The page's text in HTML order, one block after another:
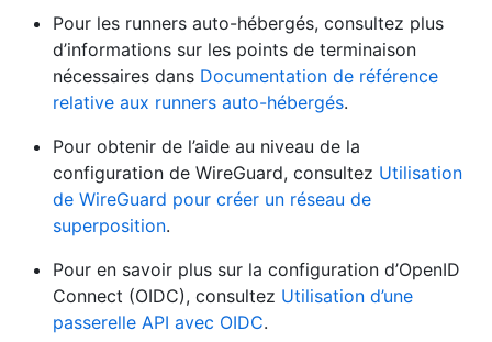
Pour les runners auto-hébergés, consultez plus
d’informations sur les points de terminaison
nécessaires dans Documentation de référence
relative aux runners auto-hébergés.
Pour obtenir de l’aide au niveau de la
configuration de WireGuard, consultez Utilisation
de WireGuard pour créer un réseau de
superposition.
Pour en savoir plus sur la configuration d’OpenID
Connect (OIDC), consultez Utilisation d’une
passerelle API avec OIDC.